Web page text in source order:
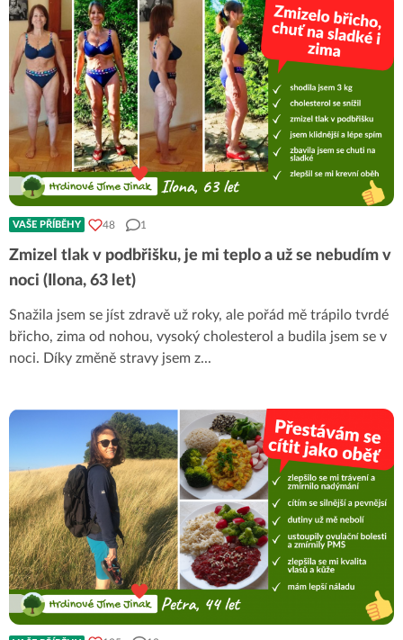
VAŠE PŘÍBĚHY 48 1
Zmizel tlak v podbřišku, je mi teplo a už se nebudím v
noci (Ilona, 63 let)
Snažila jsem se jíst zdravě už roky, ale pořád mě trápilo tvrdé
břicho, zima od nohou, vysoký cholesterol a budila jsem se v
noci. Díky změně stravy jsem z...